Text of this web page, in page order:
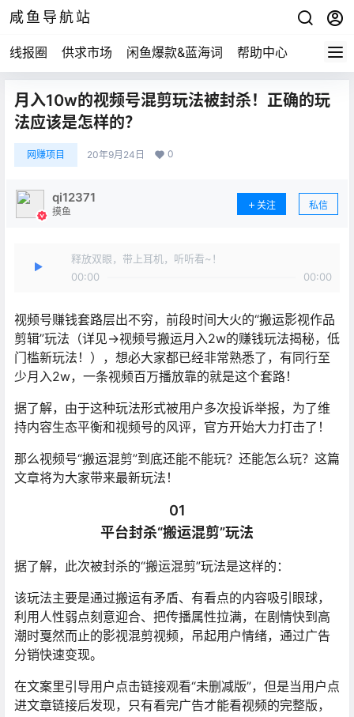
咸鱼导航站
线报圈 供求市场 闲鱼爆款&蓝海词 帮助中心
月入10w的视频号混剪玩法被封杀！正确的玩
法应该是怎样的？
网赚项目 20年9月24日 0
qi12371
摸鱼
关注 私信
释放双眼，带上耳机，听听看~！
00:00
00:00
视频号赚钱套路层出不穷，前段时间大火的“搬运影视作品
剪辑”玩法（详见→视频号搬运月入2w的赚钱玩法揭秘，低
门槛新玩法！），想必大家都已经非常熟悉了，有同行至
少月入2w，一条视频百万播放靠的就是这个套路！
据了解，由于这种玩法形式被用户多次投诉举报，为了维
持内容生态平衡和视频号的风评，官方开始大力打击了！
那么视频号“搬运混剪”到底还能不能玩？还能怎么玩？这篇
文章将为大家带来最新玩法！
01
平台封杀“搬运混剪”玩法
据了解，此次被封杀的“搬运混剪”玩法是这样的：
该玩法主要是通过搬运有矛盾、有看点的内容吸引眼球，
利用人性弱点刻意迎合、把传播属性拉满，在剧情快到高
潮时戛然而止的影视混剪视频，吊起用户情绪，通过广告
分销快速变现。
在文案里引导用户点击链接观看“未删减版”，但是当用户点
进文章链接后发现，只有看完广告才能看视频的完整版，